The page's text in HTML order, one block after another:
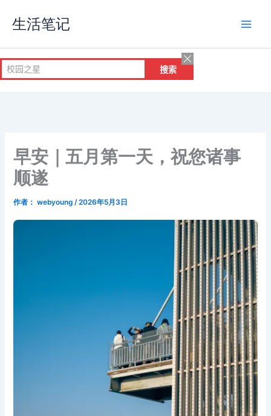
容
生活笔记
早安｜五月第一天，祝您诸事
顺遂
作者： webyoung/2026年5月3日